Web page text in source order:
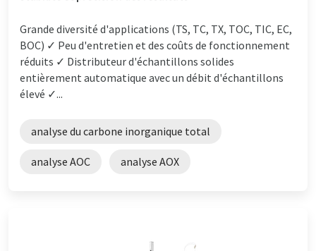
Grande diversité d'applications (TS, TC, TX, TOC, TIC, EC,
BOC) ✓ Peu d'entretien et des coûts de fonctionnement
réduits ✓ Distributeur d'échantillons solides
entièrement automatique avec un débit d'échantillons
élevé ✓...
analyse du carbone inorganique total
analyse AOC analyse AOX